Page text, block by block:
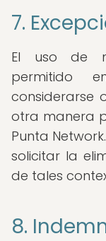
7.
El uso de
permitido
considerarse
otra manera
Punta
solicitar la
de tales
8.